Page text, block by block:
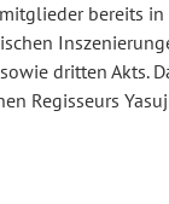
bereits in
dritten Akts.
Regisseurs